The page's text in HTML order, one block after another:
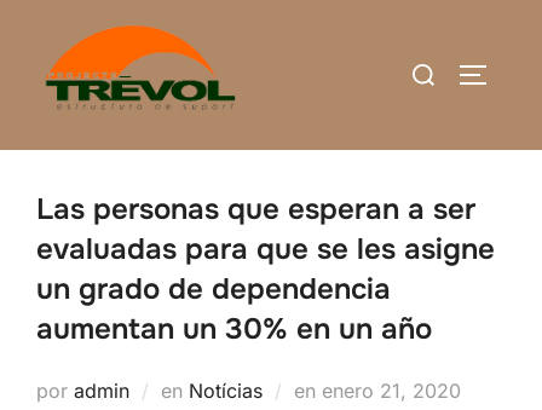
contenido
Buscar:
Las personas que esperan a ser
evaluadas para que se les asigne
un grado de dependencia
aumentan un 30% en un año
por admin en Notícias en Publicado
enero 21, 2020